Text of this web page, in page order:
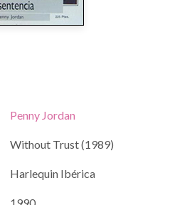
Penny Jordan
Without Trust (1989)
Harlequin Ibérica